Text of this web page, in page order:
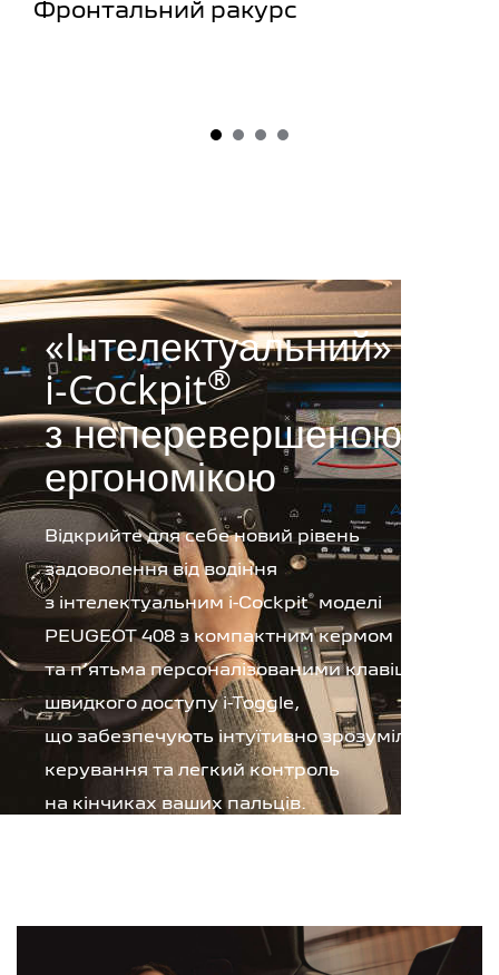
Фронтальний ракурс
«Інтелектуальний»
i-Cockpit®
з неперевершеною
ергономікою
Відкрийте для себе новий рівень
задоволення від водіння
з інтелектуальним i-Cockpit®моделі
PEUGEOT 408 з компактним кермом
та п’ятьма персоналізованими клавішами
швидкого доступу i-Toggle,
що забезпечують інтуїтивно зрозуміле
керування та легкий контроль
на кінчиках ваших пальців.